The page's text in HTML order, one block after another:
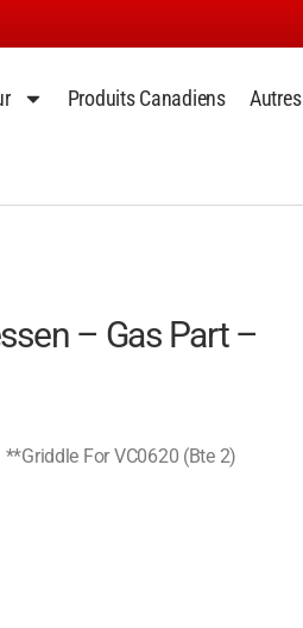
Produits Canadiens Autres
– Gas Part –
For VC0620 (Bte 2)